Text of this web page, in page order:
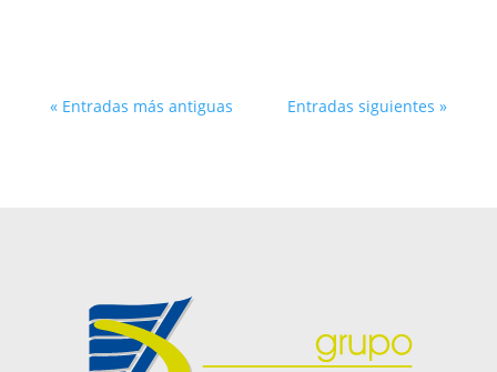
« Entradas más antiguas Entradas siguientes »